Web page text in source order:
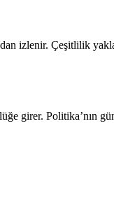
izlenir. Çeşitlilik
girer. Politika’nın